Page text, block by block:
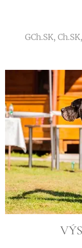
GCh.SK,